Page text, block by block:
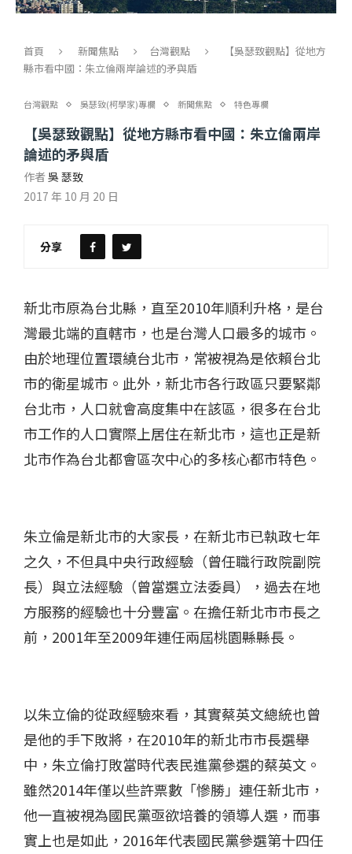
首頁 新聞焦點 台灣觀點
【吳瑟致觀點】從地方
縣市看中國：朱立倫兩岸論述的矛與盾
台灣觀點 吳瑟致(柯學家)專欄 新聞焦點 特色專欄
【吳瑟致觀點】從地方縣市看中國：朱立倫兩岸
論述的矛與盾
作者 吳 瑟致
2017 年 10 月 20 日
分享
新北市原為台北縣，直至2010年順利升格，是台
灣最北端的直轄市，也是台灣人口最多的城市。
由於地理位置環繞台北市，常被視為是依賴台北
市的衛星城市。此外，新北市各行政區只要緊鄰
台北市，人口就會高度集中在該區，很多在台北
市工作的人口實際上居住在新北市，這也正是新
北市作為台北都會區次中心的多核心都市特色。
朱立倫是新北市的大家長，在新北市已執政七年
之久，不但具中央行政經驗（曾任職行政院副院
長）與立法經驗（曾當選立法委員），過去在地
方服務的經驗也十分豐富。在擔任新北市市長之
前，2001年至2009年連任兩屆桃園縣縣長。
以朱立倫的從政經驗來看，其實蔡英文總統也曾
是他的手下敗將，在2010年的新北市市長選舉
中，朱立倫打敗當時代表民進黨參選的蔡英文。
雖然2014年僅以些許票數「慘勝」連任新北市，
他一直被視為國民黨亟欲培養的領導人選，而事
實上也是如此，2016年代表國民黨參選第十四任